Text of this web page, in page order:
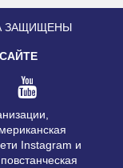
ЗАЩИЩЕНЫ
Instagram и